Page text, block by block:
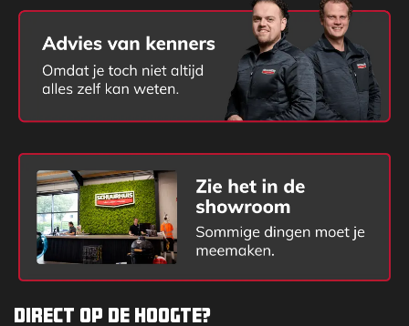
Direct op de hoogte?